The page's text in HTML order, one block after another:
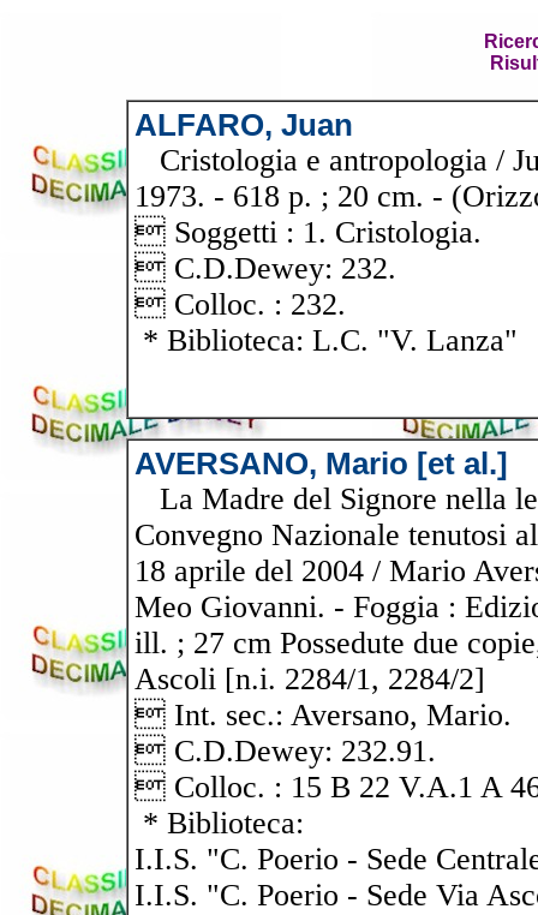
ALFARO, Juan
Cristologia e antropologia /
1973. - 618 p. ; 20 cm. -
 Soggetti : 1. Cristologia.
 C.D.Dewey: 232.
 Colloc. : 232.
* Biblioteca: L.C. "V. Lanza"
AVERSANO, Mario [et al.]
La Madre del Signore nella
Convegno Nazionale tenutosi
18 aprile del 2004 / Mario
Meo Giovanni. - Foggia :
ill. ; 27 cm Possedute due
Ascoli [n.i. 2284/1, 2284/2]
 Int. sec.: Aversano, Mario.
 C.D.Dewey: 232.91.
 Colloc. : 15 B 22 V.A.1 A
* Biblioteca:
I.I.S. "C. Poerio - Sede
I.I.S. "C. Poerio - Sede Via